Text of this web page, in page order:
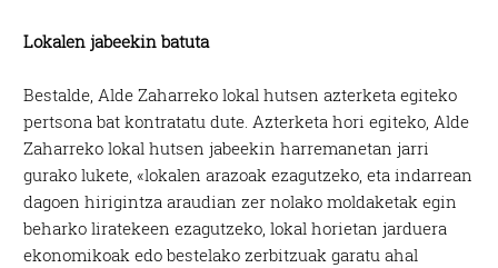
Lokalen jabeekin batuta
Bestalde, Alde Zaharreko lokal hutsen azterketa egiteko
pertsona bat kontratatu dute. Azterketa hori egiteko, Alde
Zaharreko lokal hutsen jabeekin harremanetan jarri
gurako lukete, «lokalen arazoak ezagutzeko, eta indarrean
dagoen hirigintza araudian zer nolako moldaketak egin
beharko liratekeen ezagutzeko, lokal horietan jarduera
ekonomikoak edo bestelako zerbitzuak garatu ahal